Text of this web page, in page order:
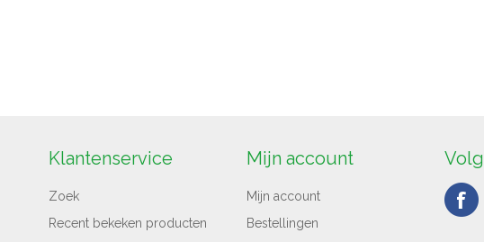
Klantenservice
Zoek
Recent bekeken producten
Mijn account
Mijn account
Bestellingen